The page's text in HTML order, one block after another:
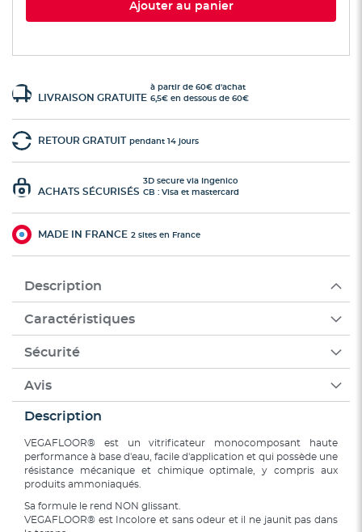
Ajouter au panier
LIVRAISON GRATUITE
à partir de 60€ d'achat
6,5€ en dessous de 60€
RETOUR GRATUIT pendant 14 jours
ACHATS SÉCURISÉS
3D secure via Ingenico
CB : Visa et mastercard
MADE IN FRANCE 2 sites en France
Description
Caractéristiques
Sécurité
Avis
Description
VEGAFLOOR® est un vitrificateur monocomposant haute
performance à base d'eau, facile d'application et qui possède une
résistance mécanique et chimique optimale, y compris aux
produits ammoniaqués.
Sa formule le rend NON glissant.
VEGAFLOOR® est Incolore et sans odeur et il ne jaunit pas dans